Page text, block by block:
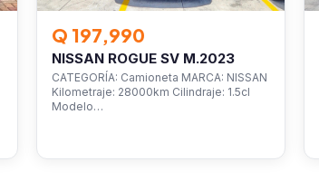
Q 197,990
NISSAN ROGUE SV M.2023
CATEGORÍA: Camioneta MARCA: NISSAN
Kilometraje: 28000km Cilindraje: 1.5cl
Modelo…